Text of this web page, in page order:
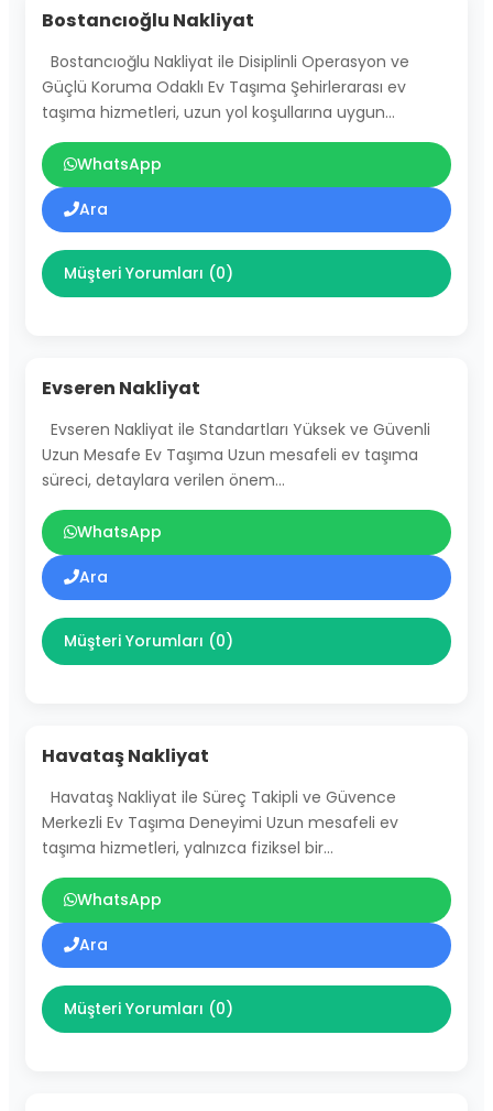
Bostancıoğlu Nakliyat
Bostancıoğlu Nakliyat ile Disiplinli Operasyon ve
Güçlü Koruma Odaklı Ev Taşıma Şehirlerarası ev
taşıma hizmetleri, uzun yol koşullarına uygun…
WhatsApp
Ara
Müşteri Yorumları (0)
Evseren Nakliyat
Evseren Nakliyat ile Standartları Yüksek ve Güvenli
Uzun Mesafe Ev Taşıma Uzun mesafeli ev taşıma
süreci, detaylara verilen önem…
WhatsApp
Ara
Müşteri Yorumları (0)
Havataş Nakliyat
Havataş Nakliyat ile Süreç Takipli ve Güvence
Merkezli Ev Taşıma Deneyimi Uzun mesafeli ev
taşıma hizmetleri, yalnızca fiziksel bir…
WhatsApp
Ara
Müşteri Yorumları (0)